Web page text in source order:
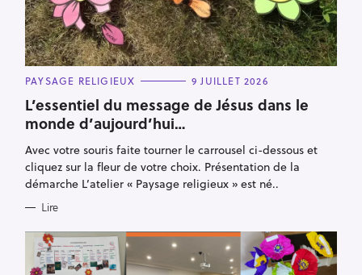
C
T
E
G
O
R
I
E
S
PAYSAGE RELIGIEUX 9 JUILLET 2026
L’essentiel du message de Jésus dans le
monde d’aujourd’hui…
Avec votre souris faite tourner le carrousel ci-dessous et
cliquez sur la fleur de votre choix. Présentation de la
démarche L’atelier « Paysage religieux » est né..
Lire